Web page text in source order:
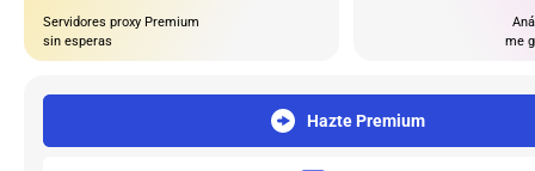
Servidores proxy Premium
sin esperas
me
Hazte Premium